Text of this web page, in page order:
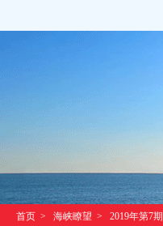
首页 > 海峡瞭望 > 2019年第7期